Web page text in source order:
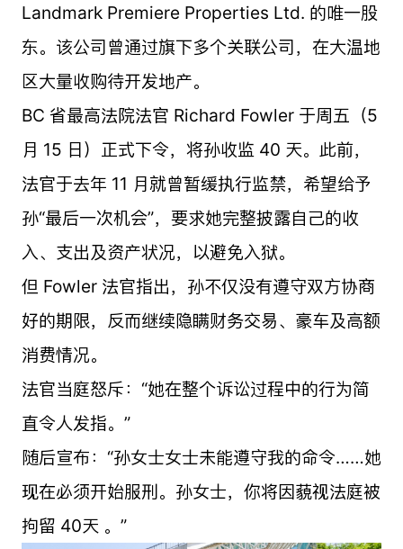
Landmark Premiere Properties Ltd. 的唯一股
东。该公司曾通过旗下多个关联公司，在大温地
区大量收购待开发地产。
BC 省最高法院法官 Richard Fowler 于周五（5
月 15 日）正式下令，将孙收监 40 天。此前，
法官于去年 11 月就曾暂缓执行监禁，希望给予
孙“最后一次机会”，要求她完整披露自己的收
入、支出及资产状况，以避免入狱。
但 Fowler 法官指出，孙不仅没有遵守双方协商
好的期限，反而继续隐瞒财务交易、豪车及高额
消费情况。
法官当庭怒斥：“她在整个诉讼过程中的行为简
直令人发指。”
随后宣布：“孙女士女士未能遵守我的命令……她
现在必须开始服刑。孙女士，你将因藐视法庭被
拘留 40天 。”